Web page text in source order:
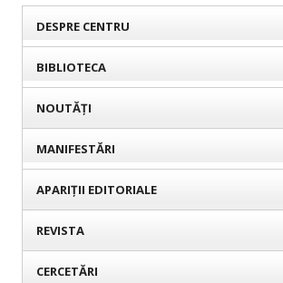
DESPRE CENTRU
BIBLIOTECA
NOUTĂȚI
MANIFESTĂRI
APARIȚII EDITORIALE
REVISTA
CERCETĂRI